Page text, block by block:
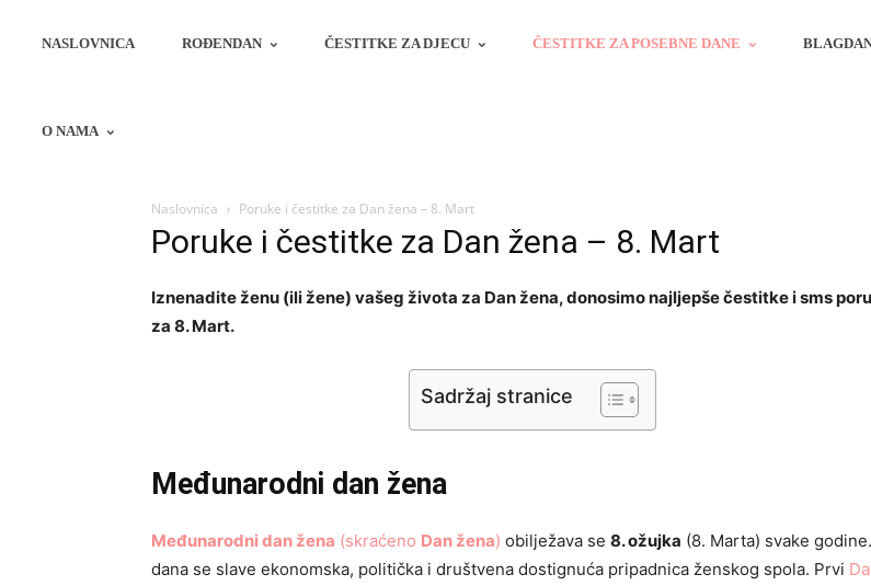
NASLOVNICA ROĐENDAN ČESTITKE ZA DJECU ČESTITKE ZA POSEBNE DANE
O NAMA
Naslovnica Poruke i čestitke za Dan žena – 8. Mart
Poruke i čestitke za Dan žena – 8. Mart
Iznenadite ženu (ili žene) vašeg života za Dan žena, donosimo najljepše čestitke i sms
za 8. Mart.
Sadržaj stranice
Međunarodni dan žena
Međunarodni dan žena (skraćeno Dan žena) obilježava se 8. ožujka (8. Marta) svake
dana se slave ekonomska, politička i društvena dostignuća pripadnica ženskog spola. Prvi